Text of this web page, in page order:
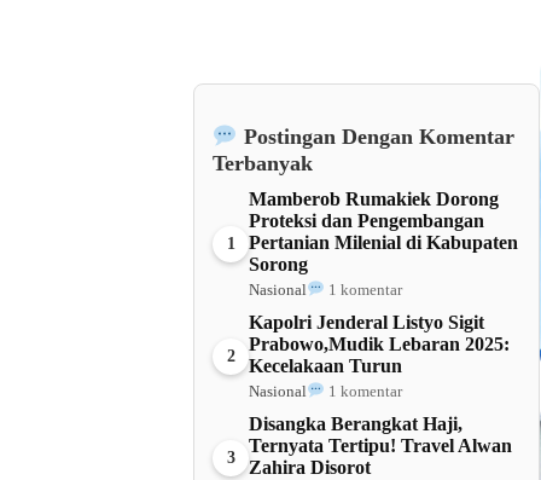
Postingan Dengan Komentar
Terbanyak
1
Mamberob Rumakiek Dorong
Proteksi dan Pengembangan
Pertanian Milenial di Kabupaten
Sorong
Nasional 1 komentar
2
Kapolri Jenderal Listyo Sigit
Prabowo,Mudik Lebaran 2025:
Kecelakaan Turun
Nasional 1 komentar
3
Disangka Berangkat Haji,
Ternyata Tertipu! Travel Alwan
Zahira Disorot